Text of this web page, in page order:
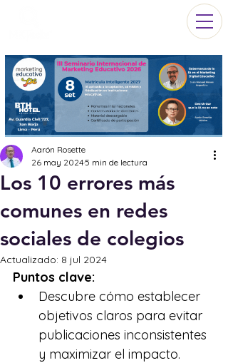
Los 10 errores más
comunes en redes
sociales de colegios
Aarón Rosette
26 may 20245 min de lectura
Actualizado: 8 jul 2024
Puntos clave:
Descubre cómo establecer
objetivos claros para evitar
publicaciones inconsistentes
y maximizar el impacto.